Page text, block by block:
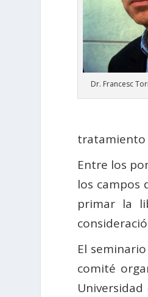
Dr. Francesc
tratamiento
Entre los
los campos
primar la
El
comité
Universidad